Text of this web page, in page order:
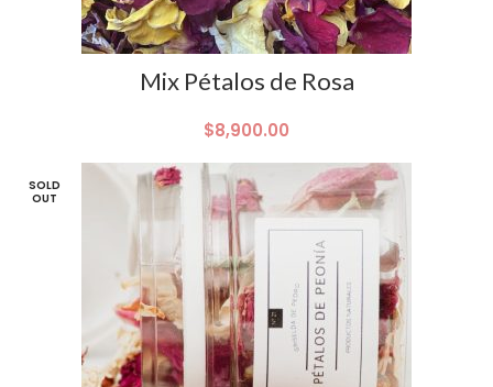
Mix Pétalos de Rosa
$8,900.00
SOLD
OUT